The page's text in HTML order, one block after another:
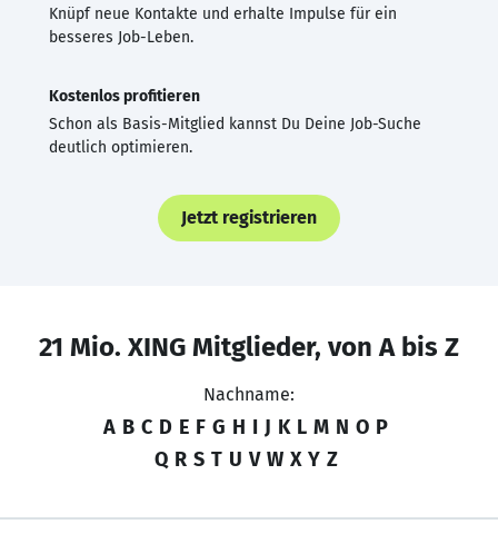
Knüpf neue Kontakte und erhalte Impulse für ein
besseres Job-Leben.
Kostenlos profitieren
Schon als Basis-Mitglied kannst Du Deine Job-Suche
deutlich optimieren.
Jetzt registrieren
21 Mio. XING Mitglieder, von A bis Z
Nachname:
A B C D E F G H I J K L M N O P
Q R S T U V W X Y Z